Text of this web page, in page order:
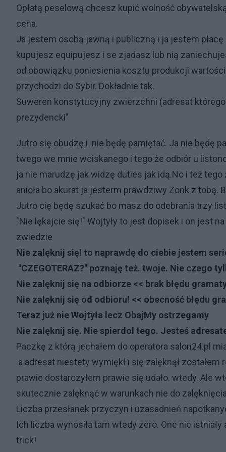
Opłatą peselową chcesz kupić wolność
cena.
Ja jestem osobą jawną i publiczną i ja jestem
kupujesz equipujesz i se zjadasz lub nią
od obowiązku poniesienia kosztu produkcji
przychodzi do Sybir. Dokładnie tak.
Suweren konstytucyjny zwierzchni (adresat
prezydencki"
Jutro się obudzę i nie będę pamiętać. Ja nie będę
twego we mnie wciskanego i tego że odbiór u
ja nie marudzę jak widzę duties jak idą.No i też
anioła bo akurat ja jesterm prawdziwy Zonk z tobą.
Jutro cię będę szukać bo masz do odebrania trzy
"Nie lękajcie się!" Wojtyły to jest dopisek i on jest
zwiedzie
Nie zalęknij się! to naprawdę do ciebie jestem
"CZEGOTERAZ?" poznaję też. twoje. Nie czego
Nie zalęknij się na odbiorze << brak błędu
Nie zalęknij się od odbioru! << obecność błędu
Teraz już nie Wojtyła lecz ObajMy ostrzegamy
Nie zalęknij się. Nie spierdol tego. Jesteś
Paczkę z którą jechałem do operatora salon24.pl
a adresat niestety wymiękł i się zalęknął
prawie dostarczyłem prawie się udało. wtedy. Ale
skutecznie zalęknąć w warunkach nie do
Liczba przesłanek przyczyn i uzasadnień
Ich liczba wynosiła tam wtedy zero. One nie
trick!